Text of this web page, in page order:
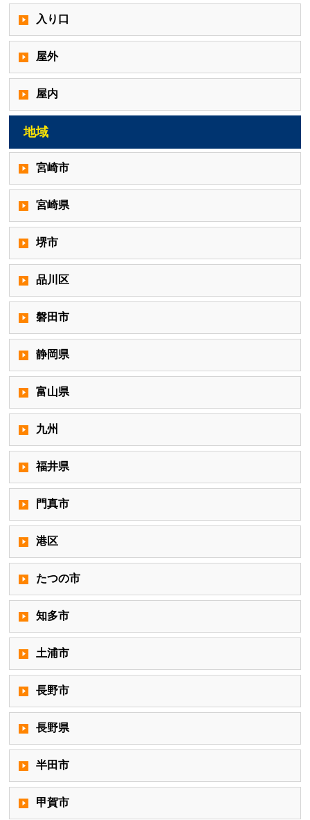
入り口
屋外
屋内
地域
宮崎市
宮崎県
堺市
品川区
磐田市
静岡県
富山県
九州
福井県
門真市
港区
たつの市
知多市
土浦市
長野市
長野県
半田市
甲賀市